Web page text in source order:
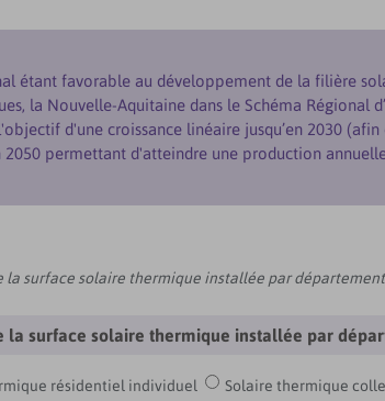
étant favorable au développement de la filière
la Nouvelle-Aquitaine dans le Schéma Régional
d'une croissance linéaire jusqu’en 2030
permettant d'atteindre une production
surface solaire thermique installée par
surface solaire thermique installée par
résidentiel individuel
Solaire thermique